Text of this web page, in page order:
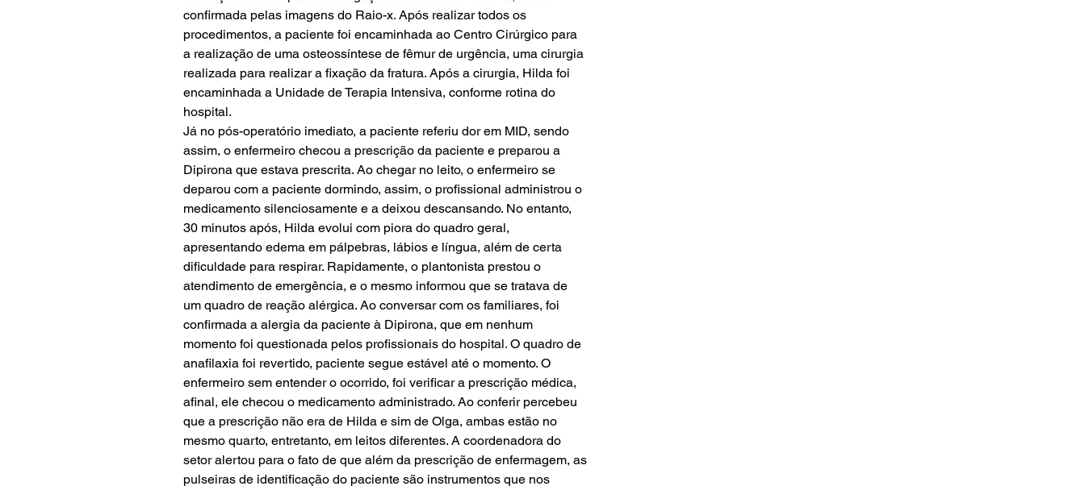
confirmada pelas imagens do Raio-x. Após realizar todos os
procedimentos, a paciente foi encaminhada ao Centro Cirúrgico para
a realização de uma osteossíntese de fêmur de urgência, uma cirurgia
realizada para realizar a fixação da fratura. Após a cirurgia, Hilda foi
encaminhada a Unidade de Terapia Intensiva, conforme rotina do
hospital.
Já no pós-operatório imediato, a paciente referiu dor em MID, sendo
assim, o enfermeiro checou a prescrição da paciente e preparou a
Dipirona que estava prescrita. Ao chegar no leito, o enfermeiro se
deparou com a paciente dormindo, assim, o profissional administrou o
medicamento silenciosamente e a deixou descansando. No entanto,
30 minutos após, Hilda evolui com piora do quadro geral,
apresentando edema em pálpebras, lábios e língua, além de certa
dificuldade para respirar. Rapidamente, o plantonista prestou o
atendimento de emergência, e o mesmo informou que se tratava de
um quadro de reação alérgica. Ao conversar com os familiares, foi
confirmada a alergia da paciente à Dipirona, que em nenhum
momento foi questionada pelos profissionais do hospital. O quadro de
anafilaxia foi revertido, paciente segue estável até o momento. O
enfermeiro sem entender o ocorrido, foi verificar a prescrição médica,
afinal, ele checou o medicamento administrado. Ao conferir percebeu
que a prescrição não era de Hilda e sim de Olga, ambas estão no
mesmo quarto, entretanto, em leitos diferentes. A coordenadora do
setor alertou para o fato de que além da prescrição de enfermagem, as
pulseiras de identificação do paciente são instrumentos que nos